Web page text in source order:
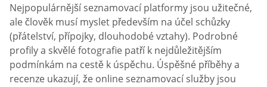
Nejpopulárnější seznamovací platformy jsou užitečné,
ale člověk musí myslet především na účel schůzky
(přátelství, přípojky, dlouhodobé vztahy). Podrobné
profily a skvělé fotografie patří k nejdůležitějším
podmínkám na cestě k úspěchu. Úspěšné příběhy a
recenze ukazují, že online seznamovací služby jsou